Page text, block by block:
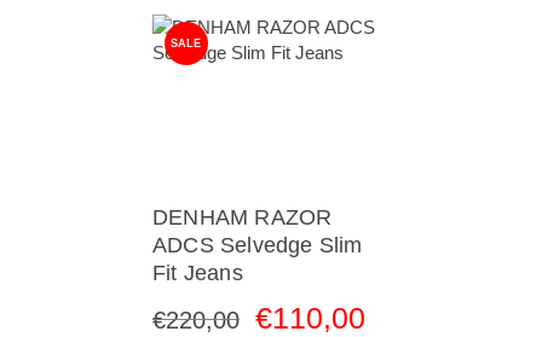
SALE
DENHAM RAZOR
ADCS Selvedge Slim
Fit Jeans
€220,00 €110,00